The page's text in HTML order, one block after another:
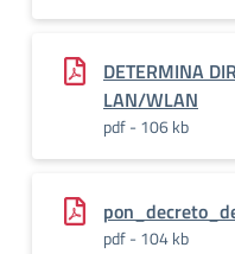
DETERMINA
LAN/WLAN
pdf - 106 kb
pdf - 104 kb